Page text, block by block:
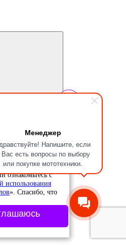
Менеджер
Напишите, если
есть вопросы по выбору
или покупке мототехники.
cookie-файлы,
ваши
и улучшить
Продолжая
соглашаетесь с
ознакомьтесь с
использования
». Спасибо, что